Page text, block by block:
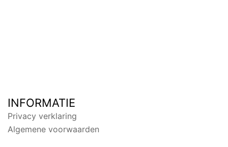
INFORMATIE
Privacy verklaring
Algemene voorwaarden